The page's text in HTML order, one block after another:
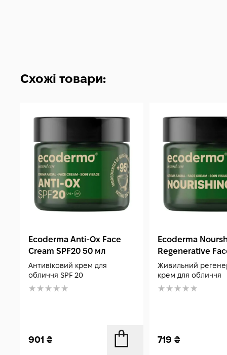
Схожі товари:
Ecoderma Anti-Ox Face
Cream SPF20 50 мл
Антивіковий крем для
обличчя SPF 20
901 ₴
Ecoderma
Regenerative
50 мл
Живильний
крем для обличчя
719₴